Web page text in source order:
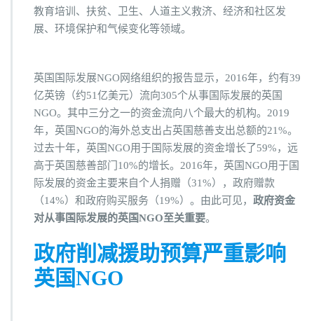
教育培训、扶贫、卫生、人道主义救济、经济和社区发
展、环境保护和气候变化等领域。
英国国际发展NGO网络组织的报告显示，2016年，约有39
亿英镑（约51亿美元）流向305个从事国际发展的英国
NGO。其中三分之一的资金流向八个最大的机构。2019
年，英国NGO的海外总支出占英国慈善支出总额的21%。
过去十年，英国NGO用于国际发展的资金增长了59%，远
高于英国慈善部门10%的增长。2016年，英国NGO用于国
际发展的资金主要来自个人捐赠（31%），政府赠款
（14%）和政府购买服务（19%）。由此可见， 政府资金
对从事国际发展的英国NGO至关重要。
政府削减援助预算严重影响
英国NGO